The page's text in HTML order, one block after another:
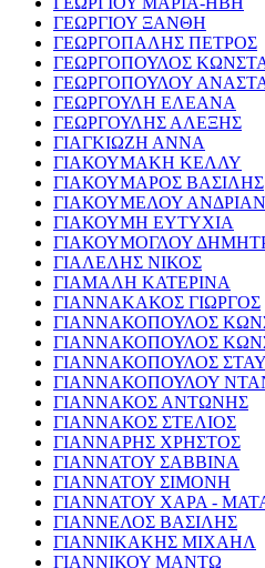
ΓΕΩΡΓΙΟΥ ΞΑΝΘΗ
ΓΕΩΡΓΟΠΑΛΗΣ ΠΕΤΡΟΣ
ΓΕΩΡΓΟΠΟΥΛΟΣ
ΓΕΩΡΓΟΠΟΥΛΟΥ
ΓΕΩΡΓΟΥΛΗ ΕΛΕΑΝΑ
ΓΕΩΡΓΟΥΛΗΣ ΑΛΕΞΗΣ
ΓΙΑΓΚΙΩΖΗ ΑΝΝΑ
ΓΙΑΚΟΥΜΑΚΗ ΚΕΛΛΥ
ΓΙΑΚΟΥΜΑΡΟΣ ΒΑΣΙΛΗΣ
ΓΙΑΚΟΥΜΕΛΟΥ
ΓΙΑΚΟΥΜΗ ΕΥΤΥΧΙΑ
ΓΙΑΚΟΥΜΟΓΛΟΥ
ΓΙΑΛΕΛΗΣ ΝΙΚΟΣ
ΓΙΑΜΑΛΗ ΚΑΤΕΡΙΝΑ
ΓΙΑΝΝΑΚΑΚΟΣ ΓΙΩΡΓΟΣ
ΓΙΑΝΝΑΚΟΠΟΥΛΟΣ
ΓΙΑΝΝΑΚΟΠΟΥΛΟΣ
ΓΙΑΝΝΑΚΟΠΟΥΛΟΣ
ΓΙΑΝΝΑΚΟΠΟΥΛΟΥ
ΓΙΑΝΝΑΚΟΣ ΑΝΤΩΝΗΣ
ΓΙΑΝΝΑΚΟΣ ΣΤΕΛΙΟΣ
ΓΙΑΝΝΑΡΗΣ ΧΡΗΣΤΟΣ
ΓΙΑΝΝΑΤΟΥ ΣΑΒΒΙΝΑ
ΓΙΑΝΝΑΤΟΥ ΣΙΜΟΝΗ
ΓΙΑΝΝΑΤΟΥ ΧΑΡΑ -
ΓΙΑΝΝΕΛΟΣ ΒΑΣΙΛΗΣ
ΓΙΑΝΝΙΚΑΚΗΣ ΜΙΧΑΗΛ
ΓΙΑΝΝΙΚΟΥ ΜΑΝΤΩ